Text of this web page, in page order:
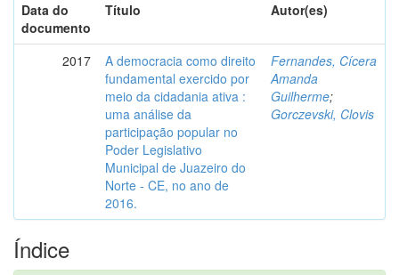
Data do
documento
Título Autor(es)
2017
A democracia como direito
fundamental exercido por
meio da cidadania ativa :
uma análise da
participação popular no
Poder Legislativo
Municipal de Juazeiro do
Norte - CE, no ano de
2016.
Fernandes, Cícera
Amanda
Guilherme;
Gorczevski, Clovis
Índice